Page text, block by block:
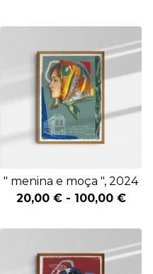
" menina e moça ", 2024
20,00 €- 100,00 €